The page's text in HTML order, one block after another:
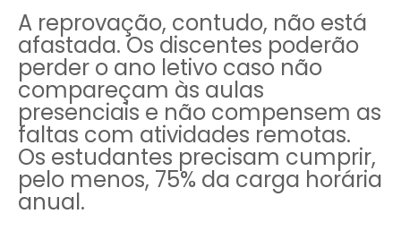
A reprovação, contudo, não está
afastada. Os discentes poderão
perder o ano letivo caso não
compareçam às aulas
presenciais e não compensem as
faltas com atividades remotas.
Os estudantes precisam cumprir,
pelo menos, 75% da carga horária
anual.